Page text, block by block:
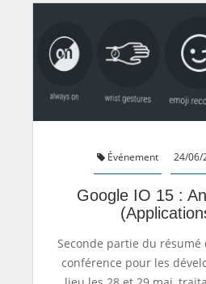
Événement 24/06/
Google IO 15 :
Seconde partie du résumé
conférence pour les